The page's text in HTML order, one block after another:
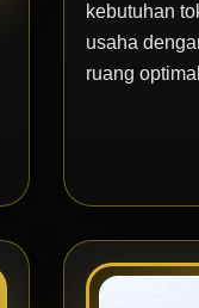
kebutuhan
usaha
ruang